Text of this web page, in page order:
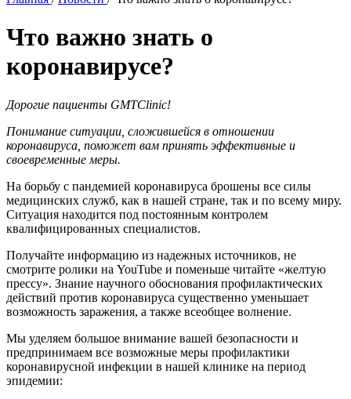
Что важно знать о
коронавирусе?
Дорогие пациенты GMTClinic!
Понимание ситуации, сложившейся в отношении
коронавируса, поможет вам принять эффективные и
своевременные меры.
На борьбу с пандемией коронавируса брошены все силы
медицинских служб, как в нашей стране, так и по всему миру.
Ситуация находится под постоянным контролем
квалифицированных специалистов.
Получайте информацию из надежных источников, не
смотрите ролики на YouTube и поменьше читайте «желтую
прессу». Знание научного обоснования профилактических
действий против коронавируса существенно уменьшает
возможность заражения, а также всеобщее волнение.
Мы уделяем большое внимание вашей безопасности и
предпринимаем все возможные меры профилактики
коронавирусной инфекции в нашей клинике на период
эпидемии: